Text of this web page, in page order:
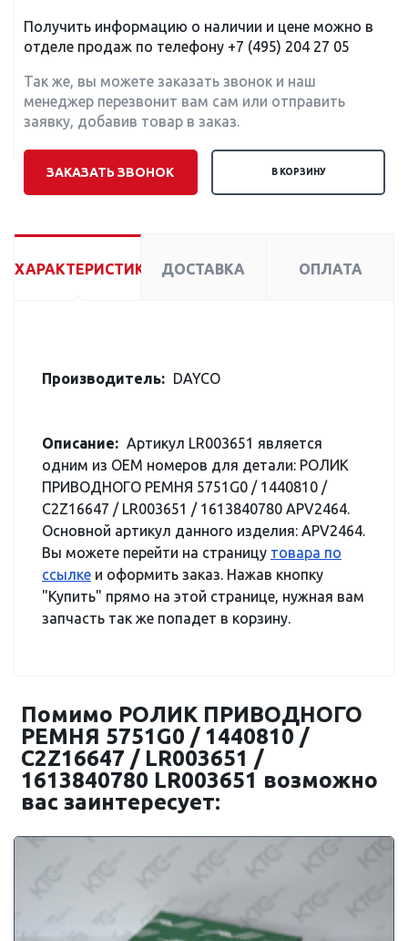
Получить информацию о наличии и цене можно в
отделе продаж по телефону +7 (495) 204 27 05
Так же, вы можете заказать звонок и наш
менеджер перезвонит вам сам или отправить
заявку, добавив товар в заказ.
ЗАКАЗАТЬ ЗВОНОК В КОРЗИНУ
ХАРАКТЕРИСТИКИ ДОСТАВКА ОПЛАТА
Производитель: DAYCO
Описание: Артикул LR003651 является
одним из OEM номеров для детали: РОЛИК
ПРИВОДНОГО РЕМНЯ 5751G0 / 1440810 /
C2Z16647 / LR003651 / 1613840780 APV2464.
Основной артикул данного изделия: APV2464.
Вы можете перейти на страницу товара по
ссылке и оформить заказ. Нажав кнопку
"Купить" прямо на этой странице, нужная вам
запчасть так же попадет в корзину.
Помимо РОЛИК ПРИВОДНОГО
РЕМНЯ 5751G0 / 1440810 /
C2Z16647 / LR003651 /
1613840780 LR003651 возможно
вас заинтересует: